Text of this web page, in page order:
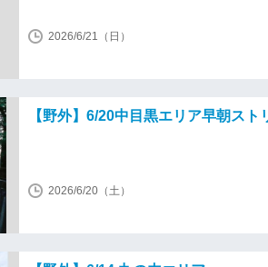
2026/6/21（日）
【野外】6/20中目黒エリア早朝スト
2026/6/20（土）